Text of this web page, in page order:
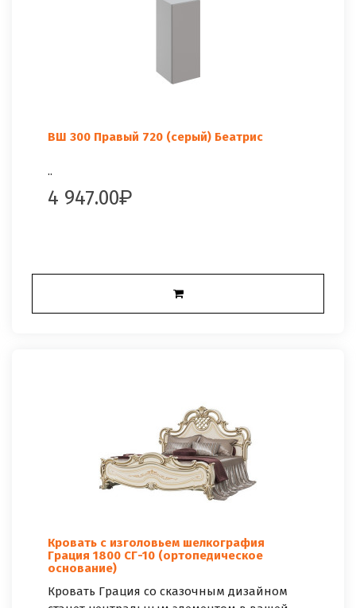
ВШ 300 Правый 720 (серый) Беатрис
..
4 947.00
Кровать с изголовьем шелкография
Грация 1800 СГ-10 (ортопедическое
основание)
Кровать Грация со сказочным дизайном